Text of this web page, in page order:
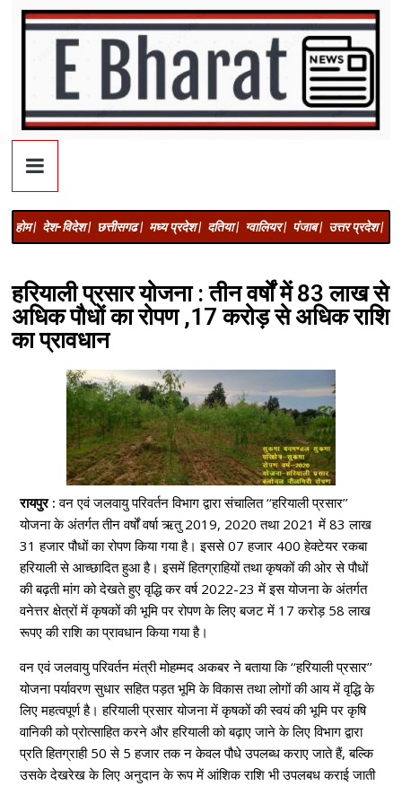
होम | देश-विदेश | छत्तीसगढ | मध्य प्रदेश | दतिया | ग्वालियर | पंजाब | उत्तर प्रदेश |
हरियाली प्रसार योजना : तीन वर्षों में 83 लाख से
अधिक पौधों का रोपण ,17 करोड़ से अधिक राशि
का प्रावधान
रायपुर : वन एवं जलवायु परिवर्तन विभाग द्वारा संचालित ‘‘हरियाली प्रसार’’
योजना के अंतर्गत तीन वर्षों वर्षा ऋतु 2019, 2020 तथा 2021 में 83 लाख
31 हजार पौधों का रोपण किया गया है। इससे 07 हजार 400 हेक्टेयर रकबा
हरियाली से आच्छादित हुआ है। इसमें हितग्राहियों तथा कृषकों की ओर से पौधों
की बढ़ती मांग को देखते हुए वृद्धि कर वर्ष 2022-23 में इस योजना के अंतर्गत
वनेत्तर क्षेत्रों में कृषकों की भूमि पर रोपण के लिए बजट में 17 करोड़ 58 लाख
रूपए की राशि का प्रावधान किया गया है।
वन एवं जलवायु परिवर्तन मंत्री मोहम्मद अकबर ने बताया कि ‘‘हरियाली प्रसार’’
योजना पर्यावरण सुधार सहित पड़त भूमि के विकास तथा लोगों की आय में वृद्धि के
लिए महत्वपूर्ण है। हरियाली प्रसार योजना में कृषकों की स्वयं की भूमि पर कृषि
वानिकी को प्रोत्साहित करने और हरियाली को बढ़ाए जाने के लिए विभाग द्वारा
प्रति हितग्राही 50 से 5 हजार तक न केवल पौधे उपलब्ध कराए जाते हैं, बल्कि
उसके देखरेख के लिए अनुदान के रूप में आंशिक राशि भी उपलबध कराई जाती